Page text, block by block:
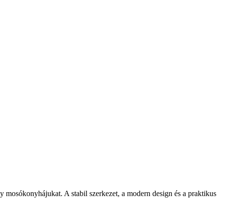
mosókonyhájukat. A stabil szerkezet, a modern design és a praktikus